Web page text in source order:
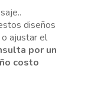
diseños
o ajustar el
por un
costo